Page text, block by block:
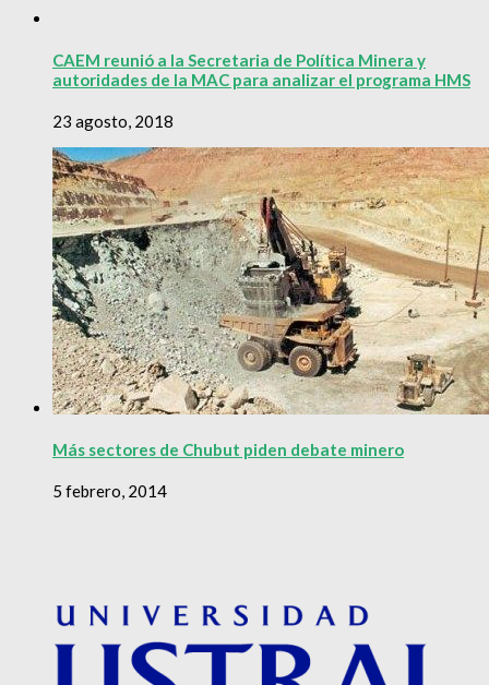
CAEM reunió a la Secretaria de Política Minera y
autoridades de la MAC para analizar el programa HMS
23 agosto, 2018
Más sectores de Chubut piden debate minero
5 febrero, 2014